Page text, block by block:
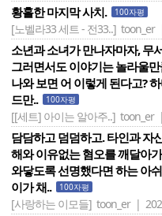
황홀한 마지막 사치. 100자평
[노벨라33 세트 - 전33..] toon_er
소년과 소녀가 만나자마자, 무
그러면서도 이야기는 놀라울
나와 보면 어 이렇게 된다고?
드만..
100자평
[[세트] 아이는 알아주..] toon_er
담담하고 덤덤하고. 타인과 자
해와 이유없는 혐오를 깨달아
와닿도록 선명했다면 하는 아
이가 채..
100자평
[사랑하는 이모들] toon_er |